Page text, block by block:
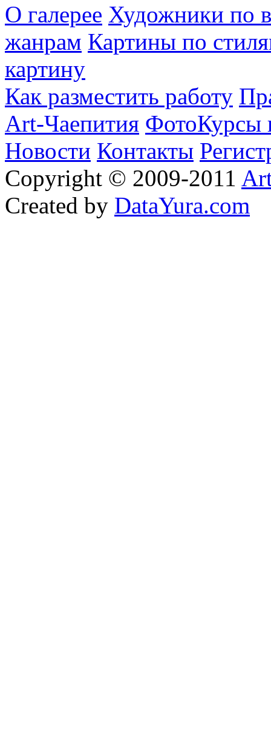
О галерее Художники по
жанрам Картины по
картину
Как разместить работу
Art-Чаепития ФотоКурсы
Новости Контакты
Copyright © 2009-2011
Created by DataYura.com